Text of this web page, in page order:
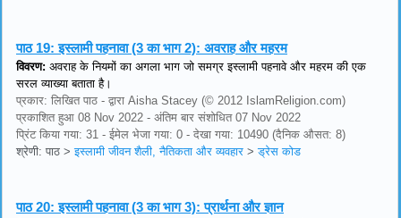
पाठ 19:इस्लामी पहनावा (3 का भाग 2): अवराह और महरम
विवरण: अवराह के नियमों का अगला भाग जो समग्र इस्लामी पहनावे और महरम की एक
सरल व्याख्या बताता है।
प्रकार: लिखित पाठ - द्वारा Aisha Stacey (© 2012 IslamReligion.com)
प्रकाशित हुआ 08 Nov 2022 - अंतिम बार संशोधित 07 Nov 2022
प्रिंट किया गया: 31 - ईमेल भेजा गया: 0 - देखा गया: 10490 (दैनिक औसत: 8)
श्रेणी: पाठ >इस्लामी जीवन शैली, नैतिकता और व्यवहार >ड्रेस कोड
पाठ 20:इस्लामी पहनावा (3 का भाग 3): प्रार्थना और ज्ञान